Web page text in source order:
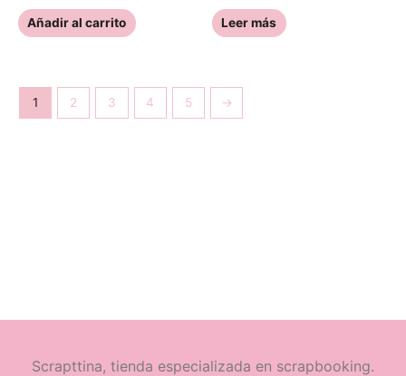
Añadir al carrito Leer más
1 2 3 4 5 →
Scrapttina, tienda especializada en scrapbooking.